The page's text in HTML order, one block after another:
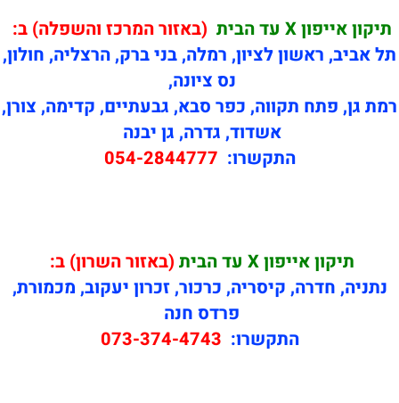
תיקון אייפון X עד הבית
(באזור המרכז והשפלה) ב:
תל אביב, ראשון לציון, רמלה, בני ברק, הרצליה, חולון,
נס ציונה,
רמת גן, פתח תקווה, כפר סבא, גבעתיים, קדימה, צורן,
אשדוד, גדרה, גן יבנה
התקשרו: 054-2844777
תיקוןאייפון X עד הבית
(באזור השרון) ב:
נתניה, חדרה, קיסריה, כרכור, זכרון יעקוב, מכמורת,
פרדס חנה
התקשרו: 073-374-4743